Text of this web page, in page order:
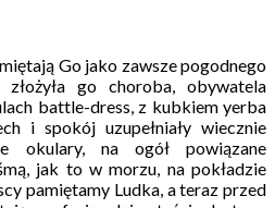
Go jako zawsze pogodnego
go choroba, obywatela
battle-dress, z kubkiem yerba
i spokój uzupełniały wiecznie
okulary, na ogół powiązane
jak to w morzu, na pokładzie
pamiętamy Ludka, a teraz przed